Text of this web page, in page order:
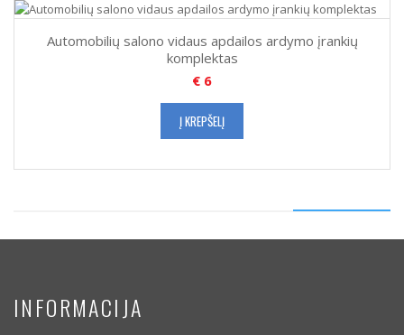
Automobilių salono vidaus apdailos ardymo įrankių
komplektas
€ 6
Į KREPŠELĮ
INFORMACIJA